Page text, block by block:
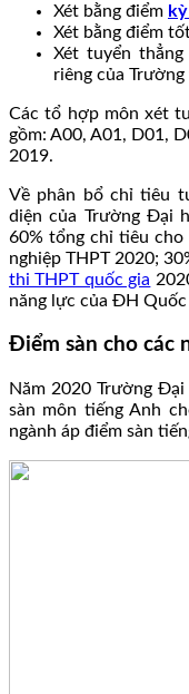
Xét bằng điểm
Xét bằng điểm
Xét tuyển
riêng của
Các tổ hợp môn xét
gồm: A00, A01, D01,
2019.
Về phân bổ chỉ tiêu
diện của Trường Đại
60% tổng chỉ tiêu
nghiệp THPT 2020;
thi THPT quốc gia
năng lực của ĐH Quốc
Điểm sàn cho các
Năm 2020 Trường
sàn môn tiếng Anh
ngành áp điểm sàn